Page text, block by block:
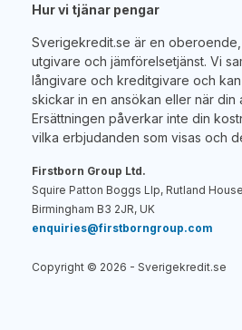
Hur vi tjänar pengar
Sverigekredit.se är en
utgivare och jämförelsetjänst. Vi
långivare och kreditgivare och
skickar in en ansökan eller när din
Ersättningen påverkar inte din
vilka erbjudanden som visas och
Firstborn Group Ltd.
Squire Patton Boggs Llp, Rutland
Birmingham B3 2JR, UK
enquiries@firstborngroup.com
Copyright © 2026 - Sverigekredit.se